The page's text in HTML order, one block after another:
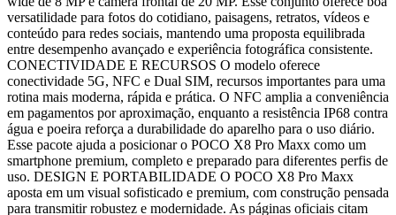
versatilidade para fotos do cotidiano, paisagens, retratos, vídeos e
conteúdo para redes sociais, mantendo uma proposta equilibrada
entre desempenho avançado e experiência fotográfica consistente.
CONECTIVIDADE E RECURSOS O modelo oferece
conectividade 5G, NFC e Dual SIM, recursos importantes para uma
rotina mais moderna, rápida e prática. O NFC amplia a conveniência
em pagamentos por aproximação, enquanto a resistência IP68 contra
água e poeira reforça a durabilidade do aparelho para o uso diário.
Esse pacote ajuda a posicionar o POCO X8 Pro Maxx como um
smartphone premium, completo e preparado para diferentes perfis de
uso. DESIGN E PORTABILIDADE O POCO X8 Pro Maxx
aposta em um visual sofisticado e premium, com construção pensada
para transmitir robustez e modernidade. As páginas oficiais citam